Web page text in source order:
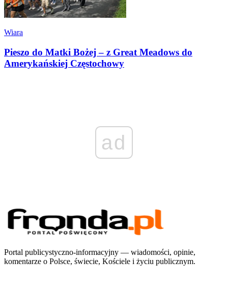
Wiara
Pieszo do Matki Bożej – z Great Meadows do
Amerykańskiej Częstochowy
ad
Portal publicystyczno-informacyjny — wiadomości, opinie,
komentarze o Polsce, świecie, Kościele i życiu publicznym.